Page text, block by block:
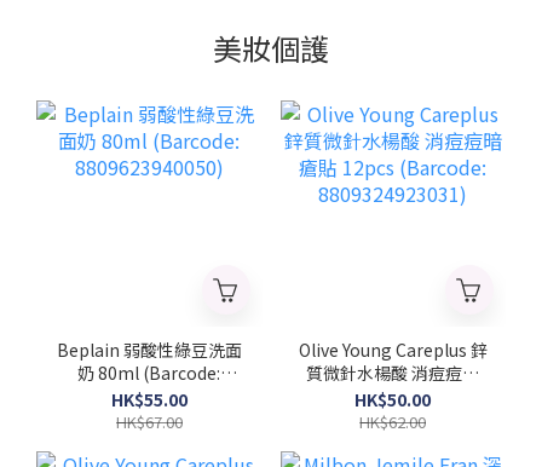
美妝個護
Beplain 弱酸性綠豆洗面
奶 80ml (Barcode:
8809623940050)
HK$55.00
HK$67.00
Olive Young Careplus 鋅
質微針水楊酸 消痘痘暗
瘡貼 12pcs (Barcode:
8809324923031)
HK$50.00
HK$62.00